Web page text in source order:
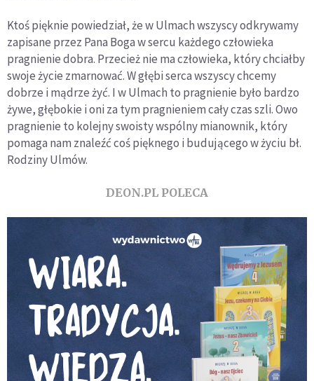
Ktoś pięknie powiedział, że w Ulmach wszyscy odkrywamy
zapisane przez Pana Boga w sercu każdego człowieka
pragnienie dobra. Przecież nie ma człowieka, który chciałby
swoje życie zmarnować. W głębi serca wszyscy chcemy
dobrze i mądrze żyć. I w Ulmach to pragnienie było bardzo
żywe, głębokie i oni za tym pragnieniem cały czas szli. Owo
pragnienie to kolejny swoisty wspólny mianownik, który
pomaga nam znaleźć coś pięknego i budującego w życiu bł.
Rodziny Ulmów.
DEON.PL POLECA